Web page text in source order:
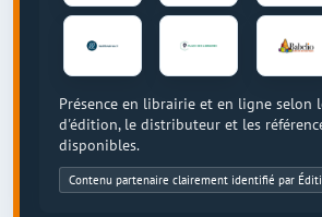
Présence en librairie et en ligne selon
d'édition, le distributeur et les
disponibles.
Contenu partenaire clairement identifié par